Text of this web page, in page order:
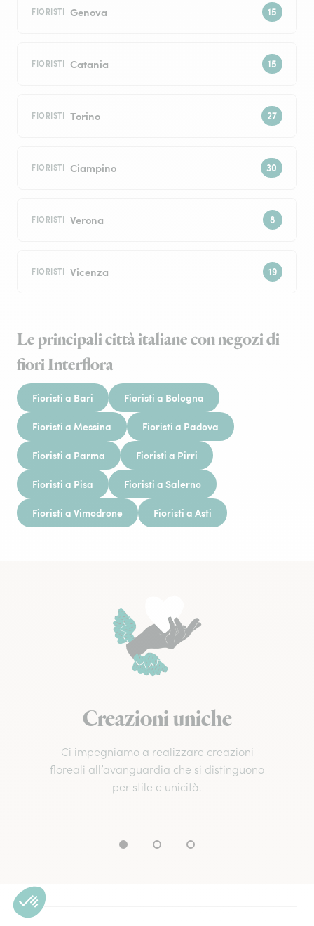
FIORISTI Genova
FIORISTI Catania
FIORISTI Torino
FIORISTI Ciampino
FIORISTI Verona
FIORISTI Vicenza
Le principali città italiane con negozi di
fiori Interflora
Fioristi a Bari Fioristi a Bologna
Fioristi a Messina Fioristi a Padova
Fioristi a Parma Fioristi a Pirri
Fioristi a Pisa Fioristi a Salerno
Fioristi a Vimodrone Fioristi a Asti
Creazioni uniche
Ci impegniamo a realizzare creazioni
floreali all’avanguardia che si distinguono
per stile e unicità.